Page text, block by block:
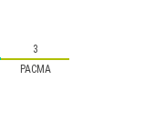
PACMA
3